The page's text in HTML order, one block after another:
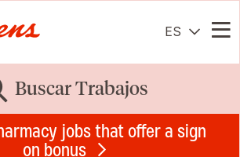
ES
Buscar Trabajos
jobs that offer a sign
on bonus